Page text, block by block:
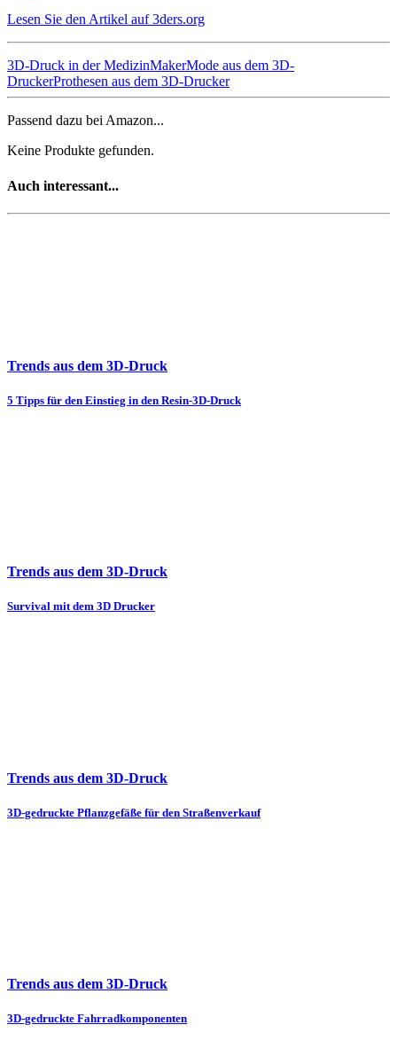
Lesen Sie den Artikel auf 3ders.org
3D-Druck in der MedizinMakerMode aus dem 3D-
DruckerProthesen aus dem 3D-Drucker
Passend dazu bei Amazon...
Keine Produkte gefunden.
Auch interessant...
Trends aus dem 3D-Druck
5 Tipps für den Einstieg in den Resin-3D-Druck
Trends aus dem 3D-Druck
Survival mit dem 3D Drucker
Trends aus dem 3D-Druck
3D-gedruckte Pflanzgefäße für den Straßenverkauf
Trends aus dem 3D-Druck
3D-gedruckte Fahrradkomponenten